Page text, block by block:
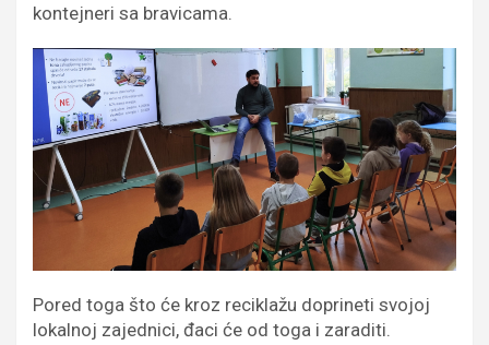
kontejneri sa bravicama.
Pored toga što će kroz reciklažu doprineti svojoj
lokalnoj zajednici, đaci će od toga i zaraditi.